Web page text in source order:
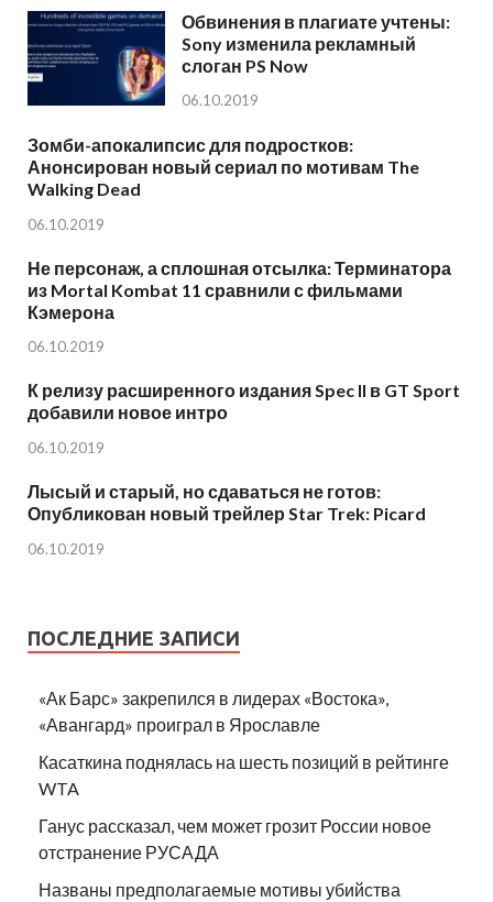
Обвинения в плагиате учтены:
Sony изменила рекламный
слоган PS Now
06.10.2019
Зомби-апокалипсис для подростков:
Анонсирован новый сериал по мотивам The
Walking Dead
06.10.2019
Не персонаж, а сплошная отсылка: Терминатора
из Mortal Kombat 11 сравнили с фильмами
Кэмерона
06.10.2019
К релизу расширенного издания Spec II в GT Sport
добавили новое интро
06.10.2019
Лысый и старый, но сдаваться не готов:
Опубликован новый трейлер Star Trek: Picard
06.10.2019
ПОСЛЕДНИЕ ЗАПИСИ
«Ак Барс» закрепился в лидерах «Востока»,
«Авангард» проиграл в Ярославле
Касаткина поднялась на шесть позиций в рейтинге
WTA
Ганус рассказал, чем может грозит России новое
отстранение РУСАДА
Названы предполагаемые мотивы убийства